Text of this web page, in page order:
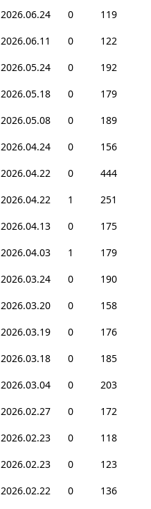
2026.06.24 0
119
2026.06.11 0
122
2026.05.24 0
192
2026.05.18 0
179
2026.05.08 0
189
2026.04.24 0
156
2026.04.22 0
444
2026.04.22 1
251
2026.04.13 0
175
2026.04.03 1
179
2026.03.24 0
190
2026.03.20 0
158
2026.03.19 0
176
2026.03.18 0
185
2026.03.04 0
203
2026.02.27 0
172
2026.02.23 0
118
2026.02.23 0
123
2026.02.22 0 136